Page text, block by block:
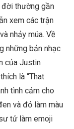
đời thường gần
xem các trận
nhảy múa. Về
những bản nhạc
của Justin
là “That
tình cảm cho
và đỏ làm màu
tử làm emoji